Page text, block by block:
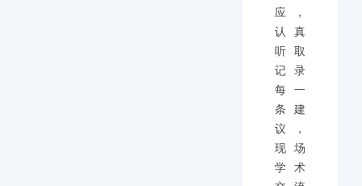
应，
认真
听取
记录
每一
条建
议，
现场
学术